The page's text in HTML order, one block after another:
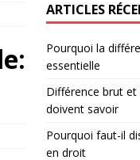
ARTICLES
Pourquoi la
essentielle
Différence brut et
doivent savoir
Pourquoi faut-il
en droit